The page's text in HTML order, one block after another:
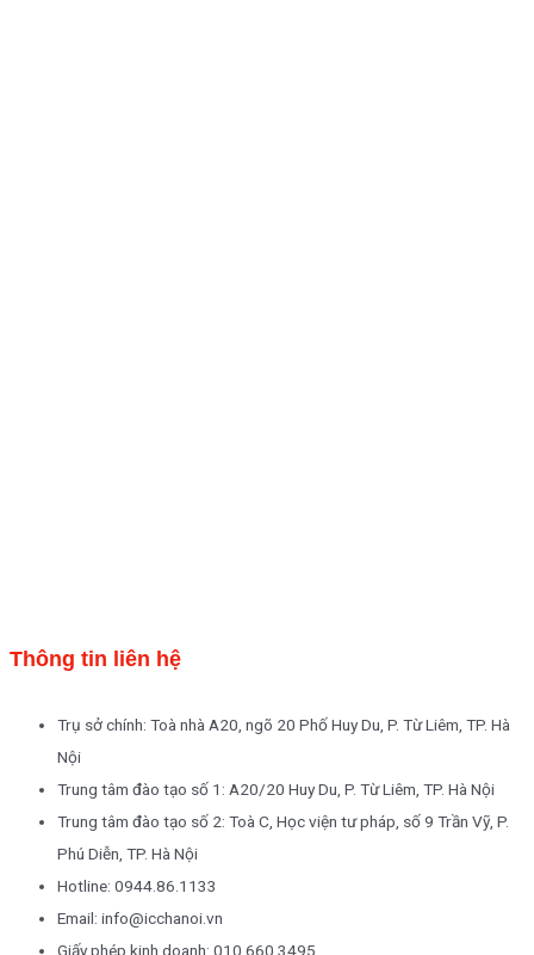
Thông tin liên hệ
Trụ sở chính: Toà nhà A20, ngõ 20 Phố Huy Du, P. Từ Liêm, TP. Hà
Nội
Trung tâm đào tạo số 1: A20/20 Huy Du, P. Từ Liêm, TP. Hà Nội
Trung tâm đào tạo số 2: Toà C, Học viện tư pháp, số 9 Trần Vỹ, P.
Phú Diễn, TP. Hà Nội
Hotline: 0944.86.1133
Email: info@icchanoi.vn
Giấy phép kinh doanh: 010.660.3495